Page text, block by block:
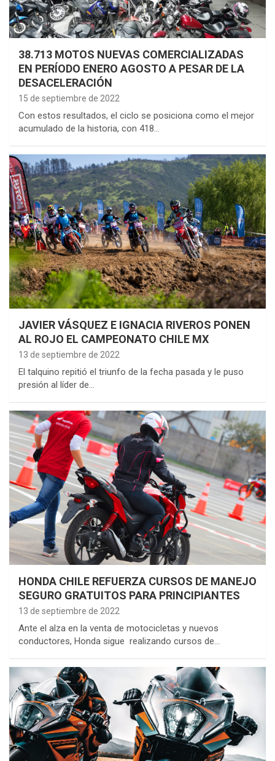
38.713 MOTOS NUEVAS COMERCIALIZADAS
EN PERÍODO ENERO AGOSTO A PESAR DE LA
DESACELERACIÓN
15 de septiembre de 2022
Con estos resultados, el ciclo se posiciona como el mejor
acumulado de la historia, con 418…
JAVIER VÁSQUEZ E IGNACIA RIVEROS PONEN
AL ROJO EL CAMPEONATO CHILE MX
13 de septiembre de 2022
El talquino repitió el triunfo de la fecha pasada y le puso
presión al líder de…
HONDA CHILE REFUERZA CURSOS DE MANEJO
SEGURO GRATUITOS PARA PRINCIPIANTES
13 de septiembre de 2022
Ante el alza en la venta de motocicletas y nuevos
conductores, Honda sigue realizando cursos de…